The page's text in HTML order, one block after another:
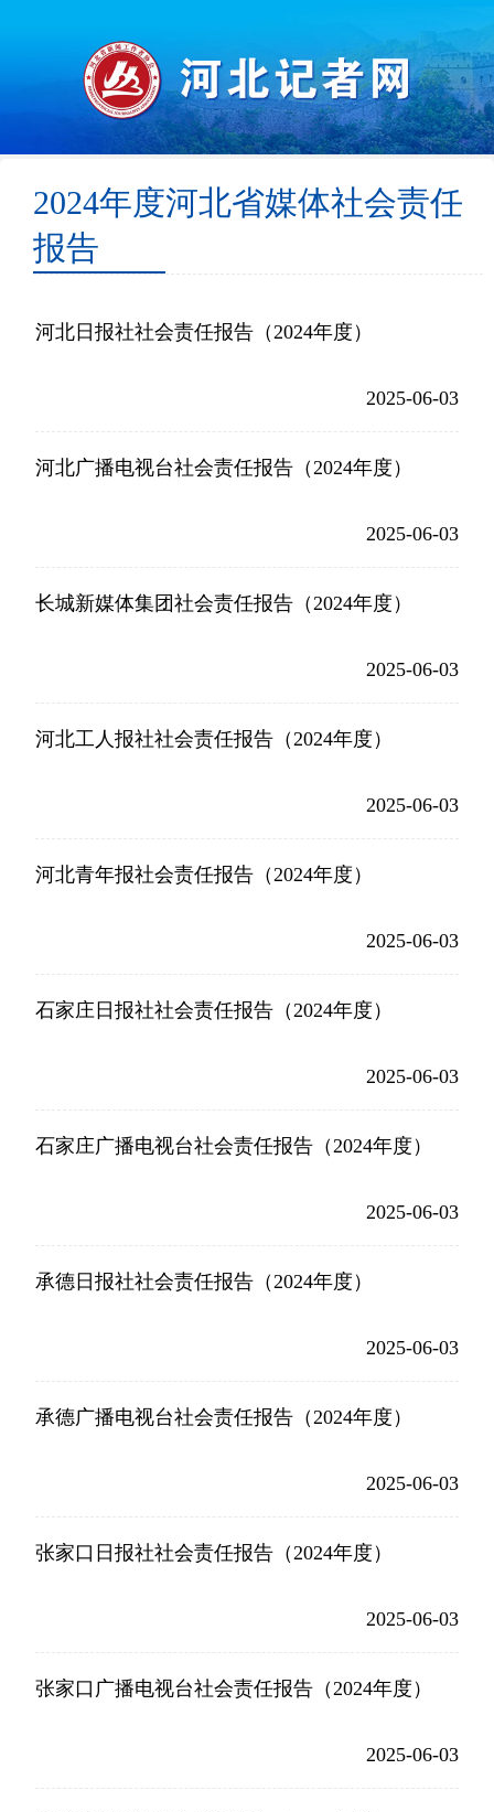
2024年度河北省媒体社会责任
报告
河北日报社社会责任报告（2024年度）
2025-06-03
河北广播电视台社会责任报告（2024年度）
2025-06-03
长城新媒体集团社会责任报告（2024年度）
2025-06-03
河北工人报社社会责任报告（2024年度）
2025-06-03
河北青年报社会责任报告（2024年度）
2025-06-03
石家庄日报社社会责任报告（2024年度）
2025-06-03
石家庄广播电视台社会责任报告（2024年度）
2025-06-03
承德日报社社会责任报告（2024年度）
2025-06-03
承德广播电视台社会责任报告（2024年度）
2025-06-03
张家口日报社社会责任报告（2024年度）
2025-06-03
张家口广播电视台社会责任报告（2024年度）
2025-06-03